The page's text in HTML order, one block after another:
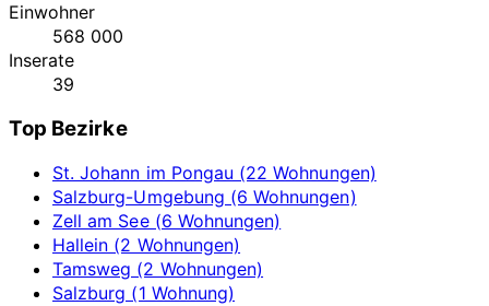
Einwohner
568 000
Inserate
39
Top Bezirke
St. Johann im Pongau (22 Wohnungen)
Salzburg-Umgebung (6 Wohnungen)
Zell am See (6 Wohnungen)
Hallein (2 Wohnungen)
Tamsweg (2 Wohnungen)
Salzburg (1 Wohnung)